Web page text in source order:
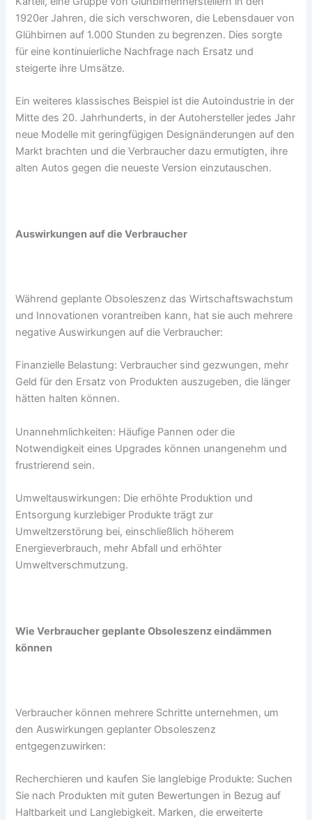
1920er Jahren, die sich verschworen, die Lebensdauer von
Glühbirnen auf 1.000 Stunden zu begrenzen. Dies sorgte
für eine kontinuierliche Nachfrage nach Ersatz und
steigerte ihre Umsätze.
Ein weiteres klassisches Beispiel ist die Autoindustrie in der
Mitte des 20. Jahrhunderts, in der Autohersteller jedes Jahr
neue Modelle mit geringfügigen Designänderungen auf den
Markt brachten und die Verbraucher dazu ermutigten, ihre
alten Autos gegen die neueste Version einzutauschen.
Auswirkungen auf die Verbraucher
Während geplante Obsoleszenz das Wirtschaftswachstum
und Innovationen vorantreiben kann, hat sie auch mehrere
negative Auswirkungen auf die Verbraucher:
Finanzielle Belastung: Verbraucher sind gezwungen, mehr
Geld für den Ersatz von Produkten auszugeben, die länger
hätten halten können.
Unannehmlichkeiten: Häufige Pannen oder die
Notwendigkeit eines Upgrades können unangenehm und
frustrierend sein.
Umweltauswirkungen: Die erhöhte Produktion und
Entsorgung kurzlebiger Produkte trägt zur
Umweltzerstörung bei, einschließlich höherem
Energieverbrauch, mehr Abfall und erhöhter
Umweltverschmutzung.
Wie Verbraucher geplante Obsoleszenz eindämmen
können
Verbraucher können mehrere Schritte unternehmen, um
den Auswirkungen geplanter Obsoleszenz
entgegenzuwirken:
Recherchieren und kaufen Sie langlebige Produkte: Suchen
Sie nach Produkten mit guten Bewertungen in Bezug auf
Haltbarkeit und Langlebigkeit. Marken, die erweiterte